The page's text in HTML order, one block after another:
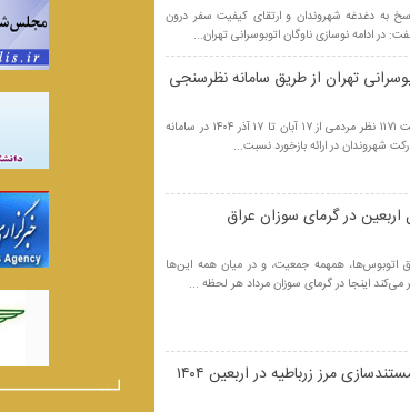
به دغدغه شهروندان و ارتقای کیفیت سفر درون
در ادامه نوسازی ناوگان اتوبوسرانی تهران...
تهران از طریق سامانه نظرسنجی
مدیر روابط عمومی شرکت واحد اتوبوسرانی تهران با اشاره به ثبت ۱۱۷۱ نظر مردمی از ۱۷ آبان تا ۱۷ آذر ۱۴۰۴ در سامانه
شهروندان در ارائه بازخورد نسبت...
در گرمای سوزان عراق
اتوبوس‌ها، همهمه جمعیت، و در میان همه این‌ها
اینجا در گرمای سوزان مرداد هر لحظه ...
سیدمیثاق اختر به‌عنوان مسئول روابط‌عمومی و مستندسازی مرز زرباطیه در اربعین ۱۴۰۴